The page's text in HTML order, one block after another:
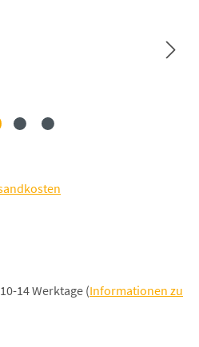
14 Werktage (Informationen zu